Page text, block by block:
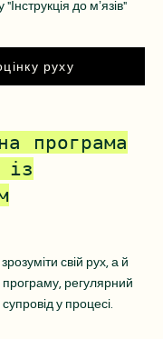
до мʼязів"
руху
програма
із
свій рух, а й
регулярний
супровід у процесі.